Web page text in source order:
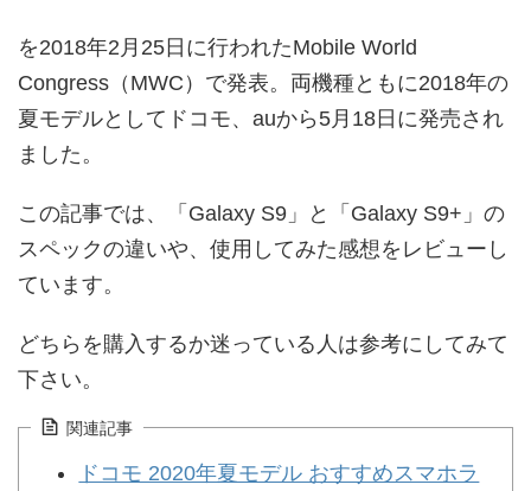
を2018年2月25日に行われたMobile World
Congress（MWC）で発表。両機種ともに2018年の
夏モデルとしてドコモ、auから5月18日に発売され
ました。
この記事では、「Galaxy S9」と「Galaxy S9+」の
スペックの違いや、使用してみた感想をレビューし
ています。
どちらを購入するか迷っている人は参考にしてみて
下さい。
関連記事
ドコモ 2020年夏モデル おすすめスマホラ